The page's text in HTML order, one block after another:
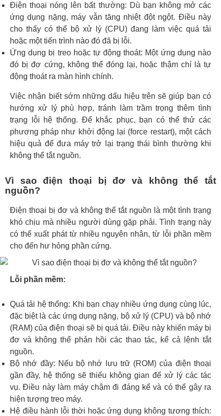
Điện thoại nóng lên bất thường: Dù bạn không mở các
ứng dụng nặng, máy vẫn tăng nhiệt đột ngột. Điều này
cho thấy có thể bộ xử lý (CPU) đang làm việc quá tải
hoặc một tiến trình nào đó đã bị lỗi.
Ứng dụng bị treo hoặc tự động thoát: Một ứng dụng nào
đó bị đơ cứng, không thể đóng lại, hoặc thậm chí là tự
động thoát ra màn hình chính.
Việc nhận biết sớm những dấu hiệu trên sẽ giúp bạn có
hướng xử lý phù hợp, tránh làm trầm trọng thêm tình
trạng lỗi hệ thống. Để khắc phục, bạn có thể thử các
phương pháp như khởi động lại (force restart), một cách
hiệu quả để đưa máy trở lại trạng thái bình thường khi
không thể tắt nguồn.
Vì sao điện thoại bị đơ và không thể tắt
nguồn?
Điện thoại bị đơ và không thể tắt nguồn là một tình trạng
khó chịu mà nhiều người dùng gặp phải. Tình trạng này
có thể xuất phát từ nhiều nguyên nhân, từ lỗi phần mềm
cho đến hư hỏng phần cứng.
Lỗi phần mềm:
Quá tải hệ thống: Khi bạn chạy nhiều ứng dụng cùng lúc,
đặc biệt là các ứng dụng nặng, bộ xử lý (CPU) và bộ nhớ
(RAM) của điện thoại sẽ bị quá tải. Điều này khiến máy bị
đơ và không thể phản hồi các thao tác, kể cả lệnh tắt
nguồn.
Bộ nhớ đầy: Nếu bộ nhớ lưu trữ (ROM) của điện thoại
gần đầy, hệ thống sẽ thiếu không gian để xử lý các tác
vụ. Điều này làm máy chậm đi đáng kể và có thể gây ra
hiện tượng treo máy.
Hệ điều hành lỗi thời hoặc ứng dụng không tương thích: